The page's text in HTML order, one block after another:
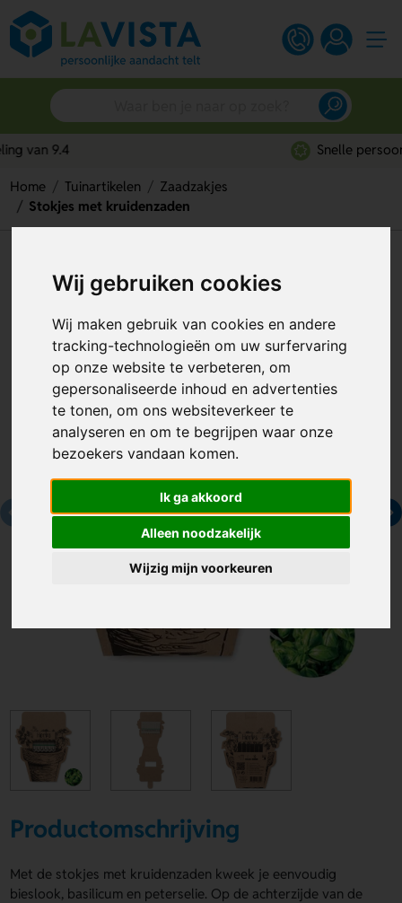
Wij gebruiken cookies
Wij maken gebruik van cookies en andere
tracking-technologieën om uw surfervaring
op onze website te verbeteren, om
gepersonaliseerde inhoud en advertenties
te tonen, om ons websiteverkeer te
analyseren en om te begrijpen waar onze
bezoekers vandaan komen.
Ik ga akkoord
Alleen noodzakelijk
Wijzig mijn voorkeuren
Snelle persoonlijke service
Home Tuinartikelen
Zaadzakjes
Stokjes met kruidenzaden
Stokjes met kruidenzaden
Artikelnummer:
Productomschrijving
Met de stokjes met kruidenzaden kweek je eenvoudig
bieslook, basilicum en peterselie. Op de achterzijde van de